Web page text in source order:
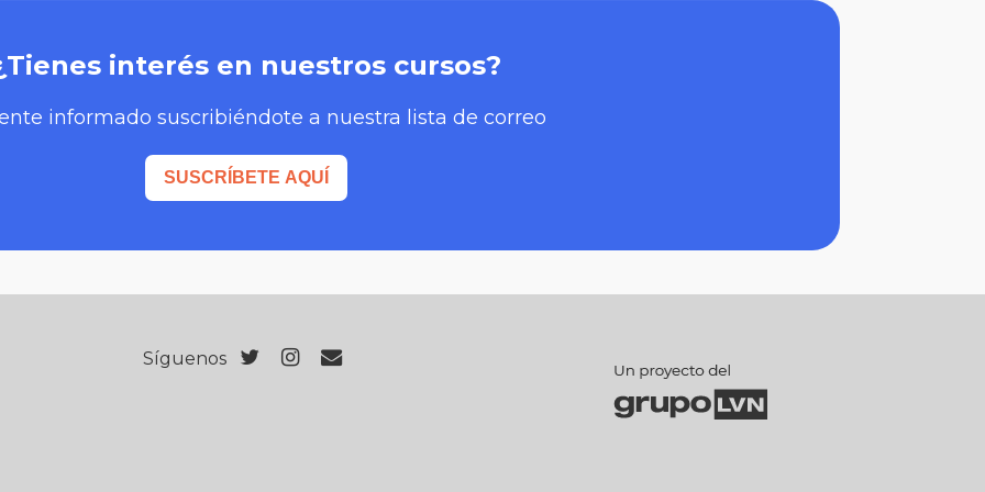
interés en nuestros cursos?
informado suscribiéndote a nuestra lista de correo
SUSCRÍBETE AQUÍ
Síguenos